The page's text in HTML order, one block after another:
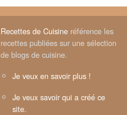
Recettes de Cuisine référence les
recettes publiées sur une sélection
de blogs de cuisine.
Je veux en savoir plus !
Je veux savoir qui a créé ce
site.